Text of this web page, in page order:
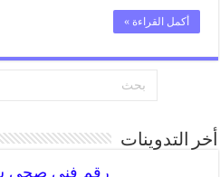
أكمل القراءة »
أخر التدوينات